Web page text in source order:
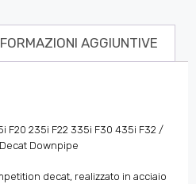
AGGIUNTIVE
F20 235i F22 335i F30 435i F32 /
Downpipe
decat, realizzato in acciaio